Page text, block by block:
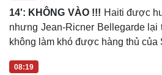
14': KHÔNG VÀO !!! Haiti được
nhưng Jean-Ricner Bellegarde lại
không làm khó được hàng thủ của
08:19